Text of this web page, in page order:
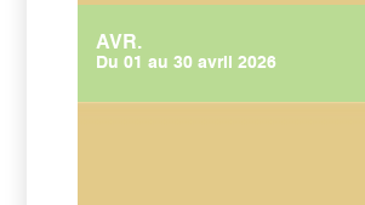
AVR.
Du 01 au 30 avril 2026